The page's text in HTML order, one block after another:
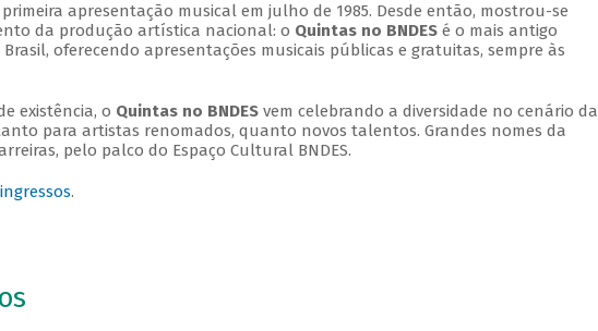
apresentação musical em julho de 1985. Desde então, mostrou-se
da produção artística nacional: o Quintas no BNDESé o mais antigo
oferecendo apresentações musicais públicas e gratuitas, sempre às
existência, o Quintas no BNDESvem celebrando a diversidade no cenário da
para artistas renomados, quanto novos talentos. Grandes nomes da
pelo palco do Espaço Cultural BNDES.
.